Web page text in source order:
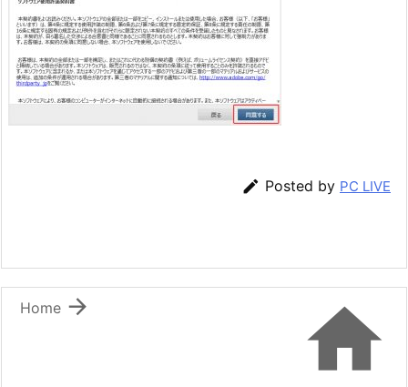
 Posted by PC LIVE


Home